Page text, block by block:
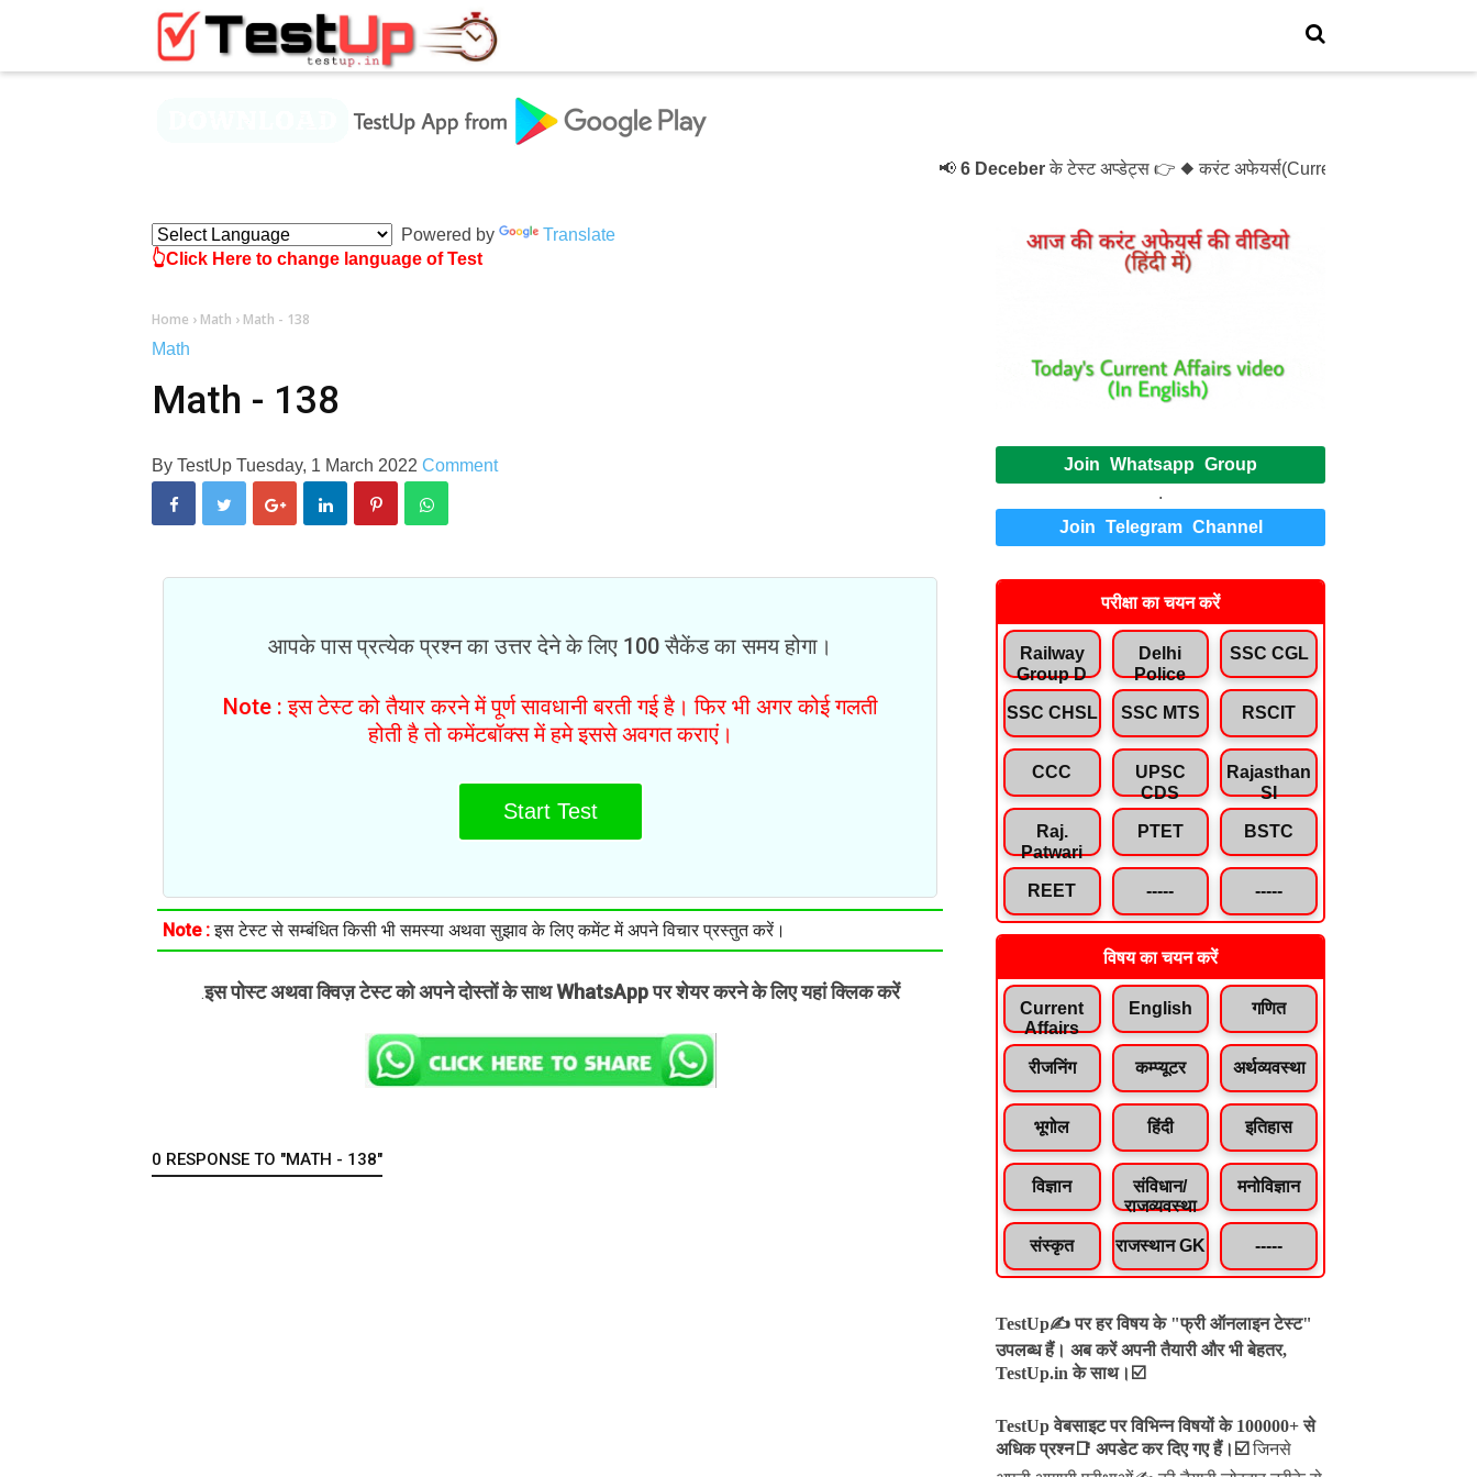
6 Deceberके टेस्ट अप्डेट्स 👉 ◆ करंट अफेयर्स(Current Affairs)- Test- 1214
Powered by
Translate
👆Click Here to change language of Test
Home › Math › Math - 138
Math
Math - 138
By TestUp Tuesday, 1 March 2022 Comment
आपके पास प्रत्येक प्रश्न का उत्तर देने के लिए 100 सैकेंड का समय होगा।
Note : इस टेस्ट को तैयार करने में पूर्ण सावधानी बरती गई है। फिर भी अगर कोई गलती
होती है तो कमेंटबॉक्स में हमे इससे अवगत कराएं।
Start Test
Note :इस टेस्ट से सम्बंधित किसी भी समस्या अथवा सुझाव के लिए कमेंट में अपने विचार प्रस्तुत करें।
.इस पोस्ट अथवा क्विज़ टेस्ट को अपने दोस्तों के साथ WhatsApp पर शेयर करने के लिए यहां क्लिक करें
0 RESPONSE TO "MATH - 138"
Join Whatsapp Group
.
Join Telegram Channel
परीक्षा का चयन करें
Railway
Group D
Delhi
Police
SSC CGL
SSC CHSL SSC MTS RSCIT
CCC
UPSC
CDS
Rajasthan
SI
Raj.
Patwari
PTET BSTC
REET ----- -----
विषय का चयन करें
Current
Affairs
English गणित
रीजनिंग कम्प्यूटर अर्थव्यवस्था
भूगोल हिंदी इतिहास
विज्ञान
संविधान/
राजव्यवस्था
मनोविज्ञान
संस्कृत राजस्थान GK -----
TestUp✍️ पर हर विषय के "फ्री ऑनलाइन टेस्ट"
उपलब्ध हैं। अब करें अपनी तैयारी और भी बेहतर,
TestUp.in के साथ।☑️
TestUp वेबसाइट पर विभिन्न विषयों के 100000+ से
अधिक प्रश्न📑 अपडेट कर दिए गए हैं। ☑️ जिनसे